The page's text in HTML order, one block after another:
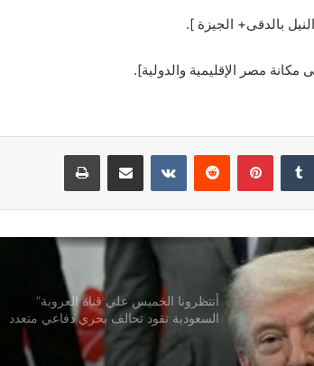
مكانة مصر الإقليمية والدولية].
بينتيريست مشاركة عبر البريد طباعة
المملكة لدي بيروت
عندما يحمي ربان السفينة الأشقاء والأصدقاء
الريال السعودي عندما يحمل ذاكرة وطن !
مستدام!
أنتظرونا الخميس علي قناة العروبة”
السعودية تقود تحالف بحري دفاعي متعدد
الجنسيات لحماية الملاحة الدولية”